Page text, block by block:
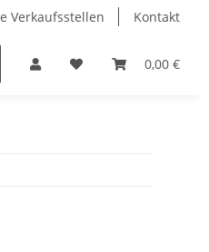
Verkaufsstellen Kontakt
0,00 €
Fruchtiges Klare